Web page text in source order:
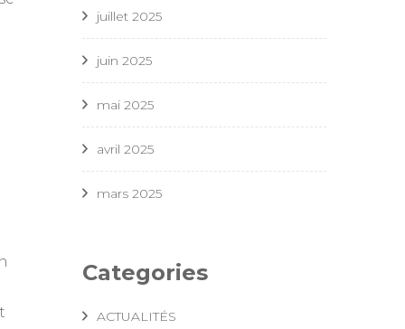
juillet 2025
juin 2025
mai 2025
avril 2025
mars 2025
Categories
ACTUALITÉS